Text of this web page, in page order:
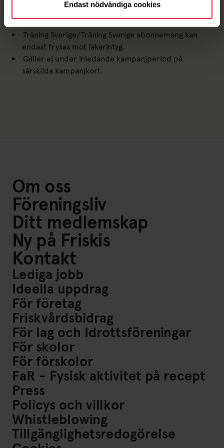
Endast nödvändiga cookies
Ett abonnemangs uppsägningstid kan inte
kombineras eller ersättas med frysning av kortet.
Träning Sverige/Träning Sverige abonnemang kan
endast frysas mot läkarintyg.
Gäller ej under inledande kampanjperiod på
särskilda kampanjkort.
Om oss
Föreningsliv
Ditt medlemskap
Ny på Friskis
Kontakt
Lediga jobb
Ideella uppdrag
För företag
Friskvårdsbidrag
För lag och Idrottsföreningar
För skolor
För förskolor
FaR - Fysisk aktivitet på recept
Press
Policys och villkor
Whistleblowing
Tillgänglighetsredogörelse